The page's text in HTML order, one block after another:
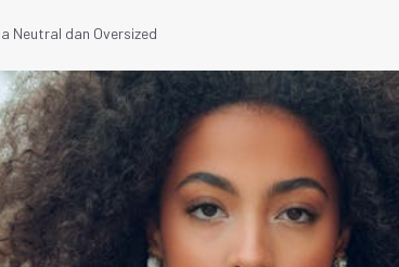
Neutral dan Oversized